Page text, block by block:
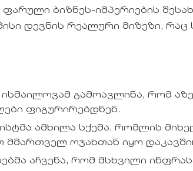
ბიზნეს-იმპერიების
დევნის რეალური მიზეზი,
ისმაილოვამ გამოავლინა, რომ
ფიგურირებდნენ.
ამხილა სქემა, რომლის
ოჯახთან იყო
აჩვენა, რომ მსხვილი